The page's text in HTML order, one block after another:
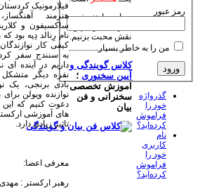
فیلارمونیک
هنرمند
ساکسیفون و
نام رِنالد دِپه بود
کیفی کار
به سنندج سفر
داریم در آینده
نفره دیگر
بادی برنجی، یک
نوازنده ویولن
دعوت کنیم که این
های آموزشی
تاثیر زیادی دارد.
معرفی اعضا:
رهبر ارکستر :
بیاییم با هنر خود
نقش محبت بزنیم.
کلاس گویندگی و
آیین سخنوری ؛
آموزش تخصصی
سخنرانی و فن
بیان
رمز عبور
من را به خاطر بسپار
گذرواژه
خود را
فراموش
کرده‌اید؟
نام
کاربری
خود را
فراموش
کرده‌اید؟